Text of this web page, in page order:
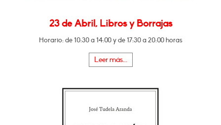
23 de Abril, Libros y Borrajas
Horario: de 10:30 a 14:00 y de 17:30 a 20:00 horas
Leer más...